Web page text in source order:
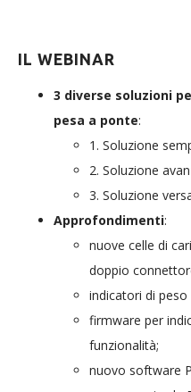
IL WEBINAR
3 diverse soluzioni
pesa a ponte:
1. Soluzione
2. Soluzione
3. Soluzione
Approfondimenti:
nuove celle di
doppio
indicatori di
firmware per
funzionalità;
nuovo software